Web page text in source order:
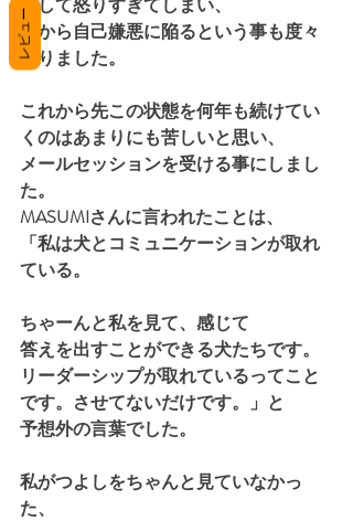
後から自己嫌悪に陥るという事も度々
ありました。
これから先この状態を何年も続けてい
くのはあまりにも苦しいと思い、
メールセッションを受ける事にしまし
た。
MASUMIさんに言われたことは、
「私は犬とコミュニケーションが取れ
ている。
ちゃーんと私を見て、感じて
答えを出すことができる犬たちです。
リーダーシップが取れているってこと
です。させてないだけです。」と
予想外の言葉でした。
私がつよしをちゃんと見ていなかっ
た、
レビュー